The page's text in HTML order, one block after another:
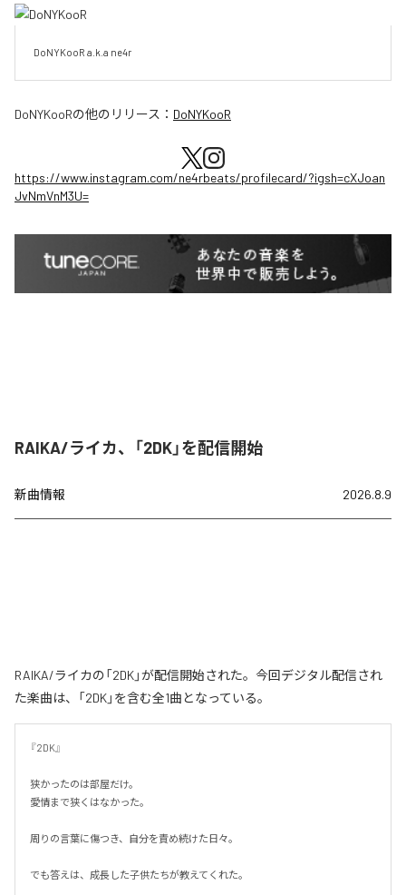
DoNYKooR a.k.a ne4r
DoNYKooRの他のリリース： DoNYKooR
https://www.instagram.com/ne4rbeats/profilecard/?igsh=cXJoan
JvNmVnM3U=
RAIKA/ライカ、「2DK」を配信開始
新曲情報 2026.8.9
RAIKA/ライカの「2DK」が配信開始された。今回デジタル配信され
た楽曲は、「2DK」を含む全1曲となっている。
『2DK』
狭かったのは部屋だけ。
愛情まで狭くはなかった。
周りの言葉に傷つき、自分を責め続けた日々。
でも答えは、成長した子供たちが教えてくれた。